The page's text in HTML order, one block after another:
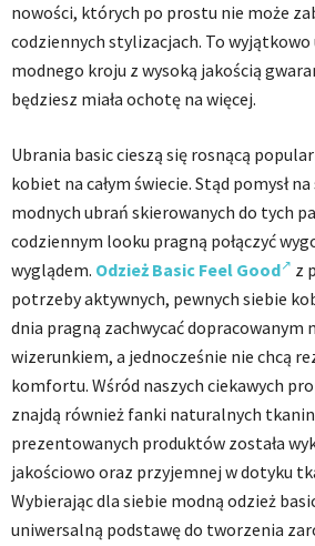
nowości, których po prostu nie może
codziennych stylizacjach. To wyjątkowo
modnego kroju z wysoką jakością
będziesz miała ochotę na więcej.
Ubrania basic cieszą się rosnącą
kobiet na całym świecie. Stąd pomysł
modnych ubrań skierowanych do tych
codziennym looku pragną połączyć
wyglądem. Odzież Basic Feel Good
z
potrzeby aktywnych, pewnych siebie
dnia pragną zachwycać dopracowanym
wizerunkiem, a jednocześnie nie chcą
komfortu. Wśród naszych ciekawych
znajdą również fanki naturalnych
prezentowanych produktów została
jakościowo oraz przyjemnej w dotyku
Wybierając dla siebie modną odzież
uniwersalną podstawę do tworzenia